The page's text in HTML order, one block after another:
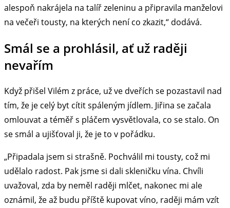
alespoň nakrájela na talíř zeleninu a připravila manželovi
na večeři tousty, na kterých není co zkazit,“ dodává.
Smál se a prohlásil, ať už raději
nevařím
Když přišel Vilém z práce, už ve dveřích se pozastavil nad
tím, že je celý byt cítit spáleným jídlem. Jiřina se začala
omlouvat a téměř s pláčem vysvětlovala, co se stalo. On
se smál a ujišťoval ji, že je to v pořádku.
„Připadala jsem si strašně. Pochválil mi tousty, což mi
udělalo radost. Pak jsme si dali skleničku vína. Chvíli
uvažoval, zda by neměl raději mlčet, nakonec mi ale
oznámil, že až budu příště kupovat víno, raději mám vzít